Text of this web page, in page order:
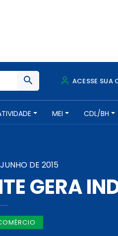
ACESSE SUA
MEI CDL/BH
DE 2015
GERA